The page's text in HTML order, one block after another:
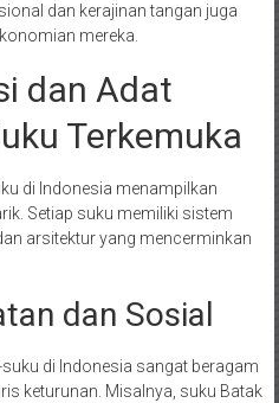
dan kerajinan tangan juga
mereka.
dan Adat
Terkemuka
di Indonesia menampilkan
Setiap suku memiliki sistem
arsitektur yang mencerminkan
dan Sosial
di Indonesia sangat beragam
keturunan. Misalnya, suku Batak